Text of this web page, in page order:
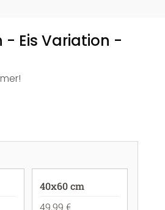
- Eis Variation -
40x60 cm
49,99 €